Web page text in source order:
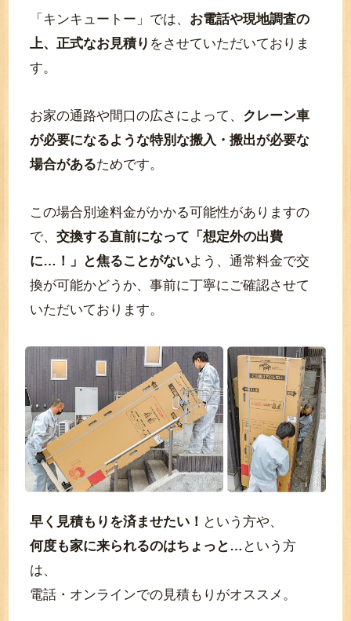
「キンキュートー」では、 お電話や現地調査の
上、正式なお見積り をさせていただいておりま
す。
お家の通路や間口の広さによって、 クレーン車
が必要になるような特別な搬入・搬出が必要な
場合があるためです。
この場合別途料金がかかる可能性がありますの
で、 交換する直前になって「想定外の出費
に…！」と焦ることがないよう、通常料金で交
換が可能かどうか、事前に丁寧にご確認させて
いただいております。
早く見積もりを済ませたい！ という方や、
何度も家に来られるのはちょっと… という方
は、
電話・オンラインでの見積もりがオススメ。